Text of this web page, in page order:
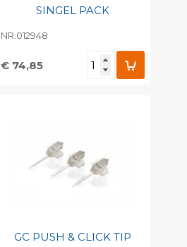
SINGEL PACK
NR.012948
€ 74,85
GC PUSH & CLICK TIP